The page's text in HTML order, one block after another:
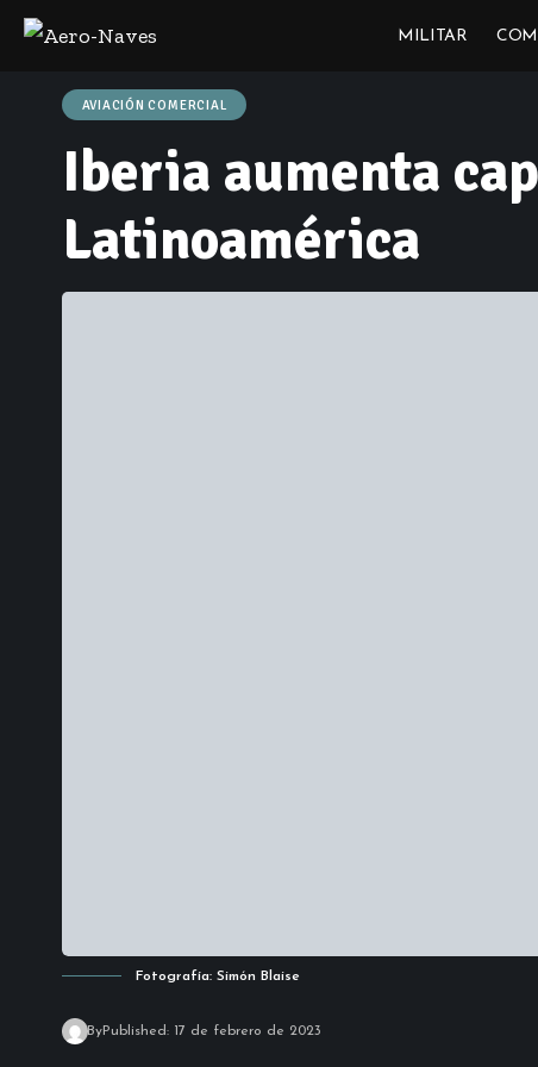
MILITAR
AVIACIÓN COMERCIAL
Iberia aumenta
Latinoamérica
Fotografía: Simón Blaise
ByPublished: 17 de febrero de 2023